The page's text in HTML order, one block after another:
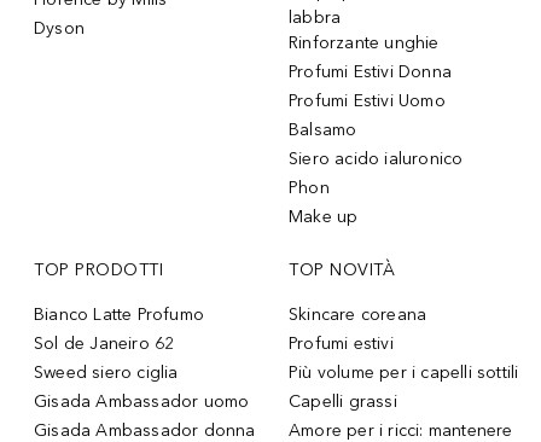
Dyson
labbra
Rinforzante unghie
Profumi Estivi Donna
Profumi Estivi Uomo
Balsamo
Siero acido ialuronico
Phon
Make up
TOP PRODOTTI
Bianco Latte Profumo
Sol de Janeiro 62
Sweed siero ciglia
Gisada Ambassador uomo
Gisada Ambassador donna
TOP NOVITÀ
Skincare coreana
Profumi estivi
Più volume per i capelli sottili
Capelli grassi
Amore per i ricci: mantenere